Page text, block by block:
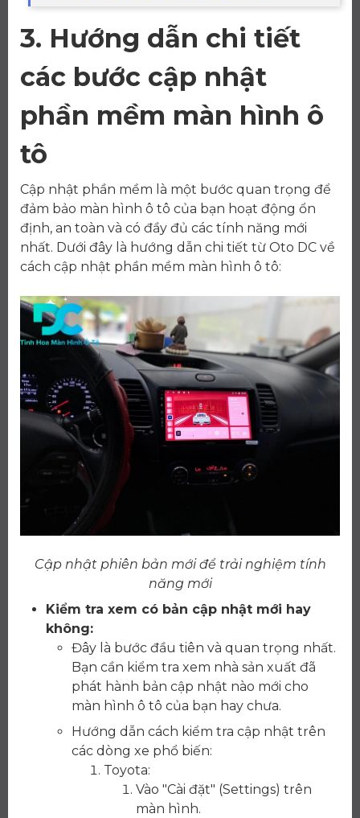
3. Hướng dẫn chi tiết
các bước cập nhật
phần mềm màn hình ô
tô
Cập nhật phần mềm là một bước quan trọng để
đảm bảo màn hình ô tô của bạn hoạt động ổn
định, an toàn và có đầy đủ các tính năng mới
nhất. Dưới đây là hướng dẫn chi tiết từ Oto DC về
cách cập nhật phần mềm màn hình ô tô:
Cập nhật phiên bản mới để trải nghiệm tính
năng mới
Kiểm tra xem có bản cập nhật mới hay
không:
Đây là bước đầu tiên và quan trọng nhất.
Bạn cần kiểm tra xem nhà sản xuất đã
phát hành bản cập nhật nào mới cho
màn hình ô tô của bạn hay chưa.
Hướng dẫn cách kiểm tra cập nhật trên
các dòng xe phổ biến:
Toyota:
Vào "Cài đặt" (Settings) trên
màn hình.